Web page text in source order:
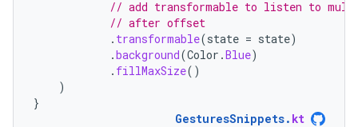
// add transformable to listen to
// after offset
. transformable(state = state)
.background(Color .Blue)
. fillMaxSize()
)
}
GesturesSnippets. kt